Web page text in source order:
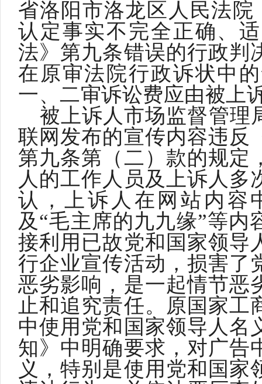
省洛阳市洛龙区人民法院
认定事实不完全正确、
法》第九条错误的行政判
在原审法院行政诉状中
一、二审诉讼费应由被上
被上诉人市场监督管理
联网发布的宣传内容违反
第九条第（二）款的规定
人的工作人员及上诉人多
认，上诉人在网站内容
及 “毛主席的九九缘”等内
接利用已故党和国家领导
行企业宣传活动，损害了
恶劣影响，是一起情节恶
止和追究责任。原国家
中使用党和国家领导人名
知》中明确要求，对广告
义，特别是使用党和国